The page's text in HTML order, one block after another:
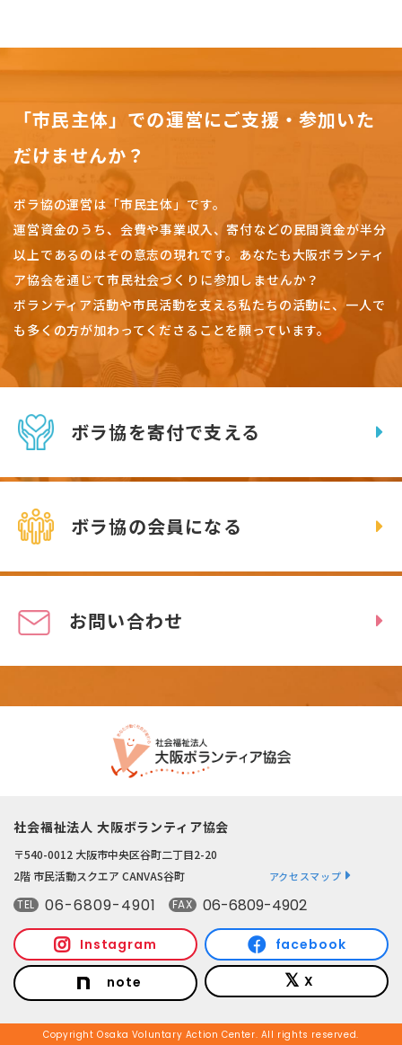
「市民主体」での運営にご支援・参加いた
だけませんか？
ボラ協の運営は「市民主体」です。
運営資金のうち、会費や事業収入、寄付などの民間資金が半分
以上であるのはその意志の現れです。 あなたも大阪ボランティ
ア協会を通じて市民社会づくりに参加しませんか？
ボランティア活動や市民活動を支える私たちの活動に、一人で
も多くの方が加わってくださることを願っています。
ボラ協を寄付で支える
ボラ協の会員になる
お問い合わせ
社会福祉法人 大阪ボランティア協会
〒540-0012 大阪市中央区谷町二丁目2-20
2階 市民活動スクエア CANVAS谷町
アクセスマップ
TEL 06-6809-4901 FAX 06-6809-4902
Instagram facebook
note X
Copyright Osaka Voluntary Action Center. All rights reserved.